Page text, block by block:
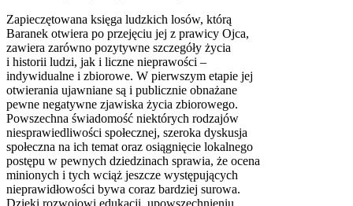
Zapieczętowana księga ludzkich losów, którą
Baranek otwiera po przejęciu jej z prawicy Ojca,
zawiera zarówno pozytywne szczegóły życia
i historii ludzi, jak i liczne nieprawości –
indywidualne i zbiorowe. W pierwszym etapie jej
otwierania ujawniane są i publicznie obnażane
pewne negatywne zjawiska życia zbiorowego.
Powszechna świadomość niektórych rodzajów
niesprawiedliwości społecznej, szeroka dyskusja
społeczna na ich temat oraz osiągnięcie lokalnego
postępu w pewnych dziedzinach sprawia, że ocena
minionych i tych wciąż jeszcze występujących
nieprawidłowości bywa coraz bardziej surowa.
Dzięki rozwojowi edukacji, upowszechnieniu